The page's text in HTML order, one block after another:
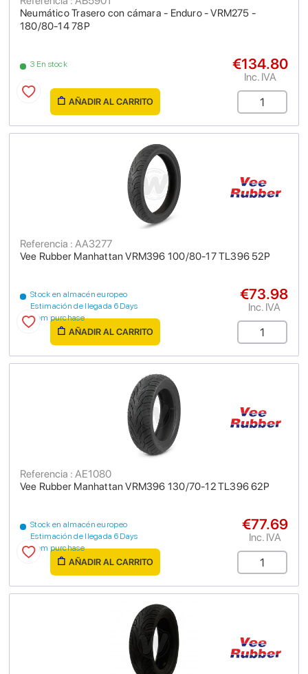
Neumático Trasero con cámara - Enduro - VRM275 -
180/80-14 78P
3 En stock €134.80
Inc. IVA
AÑADIR AL CARRITO
Vee Rubber Manhattan VRM396 100/80-17 TL396 52P
Referencia : AA3277
Stock en almacén europeo
Estimación de llegada 6 Days
from purchase
€73.98
Inc. IVA
AÑADIR AL CARRITO
Vee Rubber Manhattan VRM396 130/70-12 TL396 62P
Referencia : AE1080
Stock en almacén europeo
Estimación de llegada 6 Days
from purchase
€77.69
Inc. IVA
AÑADIR AL CARRITO